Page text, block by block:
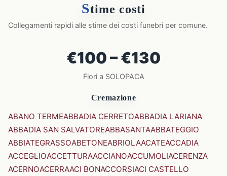
Stime costi
Collegamenti rapidi alle stime dei costi funebri per comune.
€100 – €130
Fiori a SOLOPACA
Cremazione
ABANO TERMEABBADIA CERRETOABBADIA LARIANA
ABBADIA SAN SALVATOREABBASANTAABBATEGGIO
ABBIATEGRASSOABETONEABRIOLAACATEACCADIA
ACCEGLIOACCETTURAACCIANOACCUMOLIACERENZA
ACERNOACERRAACI BONACCORSIACI CASTELLO